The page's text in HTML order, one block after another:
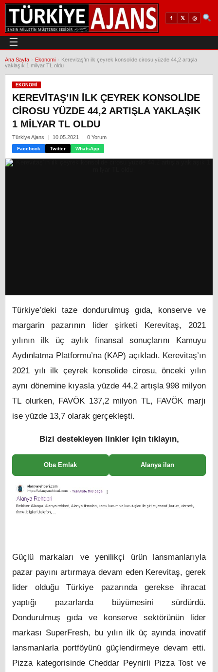
f 𝕏 ◎
☰
Ana Sayfa Ekonomi
Kerevitaş’ın ilk çeyrek konsolide cirosu yüzde 44,2 artışla
yaklaşık 1 milyar TL oldu
EKONOMI
KEREVITAŞ’IN ILK ÇEYREK KONSOLIDE
CIROSU YÜZDE 44,2 ARTIŞLA YAKLAŞIK
1 MILYAR TL OLDU
Türkiye Ajans 10.05.2021 0 Yorum
Facebook Twitter WhatsApp
Türkiye’deki taze dondurulmuş gıda, konserve ve
margarin pazarının lider şirketi Kerevitaş, 2021
yılının ilk üç aylık finansal sonuçlarını Kamuyu
Aydınlatma Platformu’na (KAP) açıkladı. Kerevitaş’ın
2021 yılı ilk çeyrek konsolide cirosu, önceki yılın
aynı dönemine kıyasla yüzde 44,2 artışla 998 milyon
TL olurken, FAVÖK 137,2 milyon TL, FAVÖK marjı
ise yüzde 13,7 olarak gerçekleşti.
Bizi destekleyen linkler için tıklayın,
Oba Emlak Alanya ilan
Güçlü markaları ve yenilikçi ürün lansmanlarıyla
pazar payını artırmaya devam eden Kerevitaş, gerek
lider olduğu Türkiye pazarında gerekse ihracat
yaptığı pazarlarda büyümesini sürdürdü.
Dondurulmuş gıda ve konserve sektörünün lider
markası SuperFresh, bu yılın ilk üç ayında inovatif
lansmanlarla portföyünü güçlendirmeye devam etti.
Pizza kategorisinde Cheddar Peynirli Pizza Tost ve